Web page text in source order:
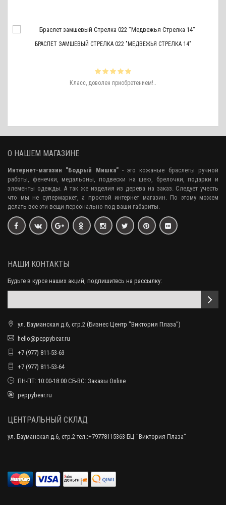
БРАСЛЕТ ЗАМШЕВЫЙ СТРЕЛКА 022 "МЕДВЕЖЬЯ СТРЕЛКА 14"
Класс, доволен приобретением!..
О НАШЕМ МАГАЗИНЕ
Интернет-магазин "Бодрый Мишка"- это кожаные браслеты ручной
работы, фенечки, медальоны, подвески на шею, брелочки, подарки и
элементы одежды. А так же изделия из дерева на заказ. Следует учесть
что мы не супермаркет, а простой интернет магазин. По этому можем
делать все эти вещи персонально под ваши габариты.
НАШИ КОНТАКТЫ
Будьте в курсе наших акций, подпишитесь на рассылку:
ул. Бауманская д.6, стр.2 (Бизнес Центр "Виктория Плаза")
hello@peppybear.ru
+7 (977) 811-53-63
+7 (977) 811-53-64
ПН-ПТ: 10:00-18:00 СБ-ВС: Заказы Online
peppybear.ru
ЦЕНТРАЛЬНЫЙ СКЛАД
ул. Бауманская д.6, стр.2 тел.:+79778115363 БЦ "Виктория Плаза"